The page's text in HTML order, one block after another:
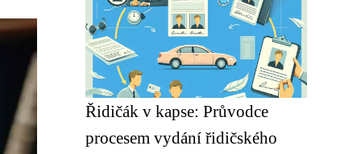
Řidičák v kapse: Průvodce
procesem vydání řidičského